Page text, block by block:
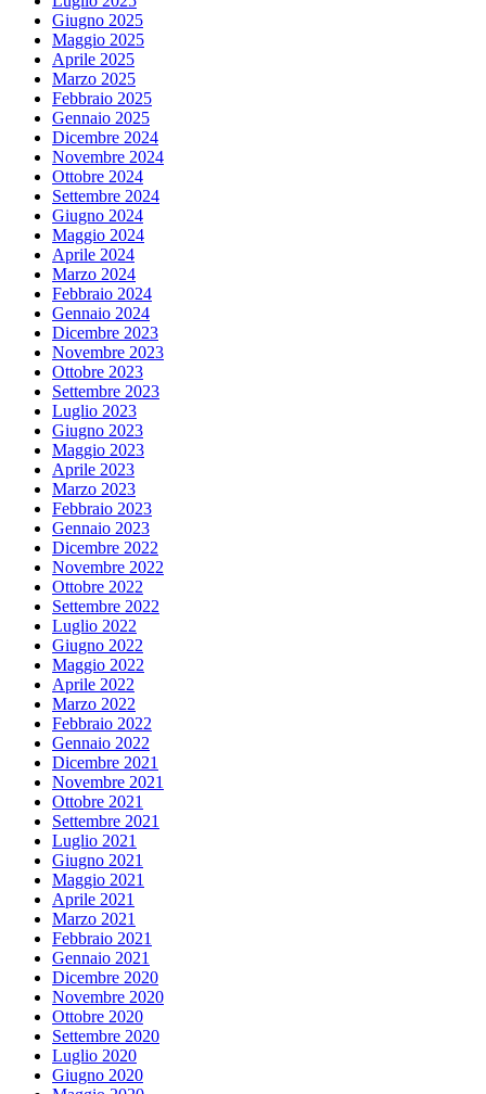
Giugno 2025
Maggio 2025
Aprile 2025
Marzo 2025
Febbraio 2025
Gennaio 2025
Dicembre 2024
Novembre 2024
Ottobre 2024
Settembre 2024
Giugno 2024
Maggio 2024
Aprile 2024
Marzo 2024
Febbraio 2024
Gennaio 2024
Dicembre 2023
Novembre 2023
Ottobre 2023
Settembre 2023
Luglio 2023
Giugno 2023
Maggio 2023
Aprile 2023
Marzo 2023
Febbraio 2023
Gennaio 2023
Dicembre 2022
Novembre 2022
Ottobre 2022
Settembre 2022
Luglio 2022
Giugno 2022
Maggio 2022
Aprile 2022
Marzo 2022
Febbraio 2022
Gennaio 2022
Dicembre 2021
Novembre 2021
Ottobre 2021
Settembre 2021
Luglio 2021
Giugno 2021
Maggio 2021
Aprile 2021
Marzo 2021
Febbraio 2021
Gennaio 2021
Dicembre 2020
Novembre 2020
Ottobre 2020
Settembre 2020
Luglio 2020
Giugno 2020